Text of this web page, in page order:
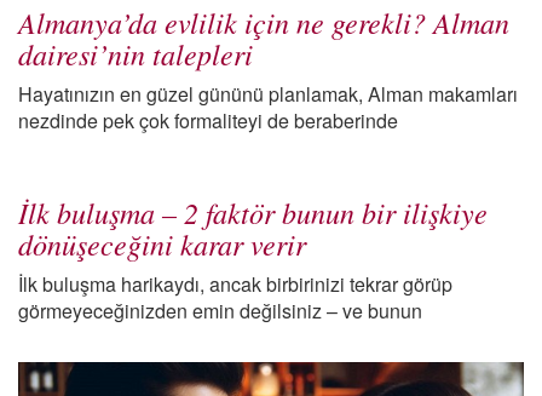
Almanya’da evlilik için ne gerekli? Alman
dairesi’nin talepleri
Hayatınızın en güzel gününü planlamak, Alman makamları
nezdinde pek çok formaliteyi de beraberinde
İlk buluşma – 2 faktör bunun bir ilişkiye
dönüşeceğini karar verir
İlk buluşma harikaydı, ancak birbirinizi tekrar görüp
görmeyeceğinizden emin değilsiniz – ve bunun